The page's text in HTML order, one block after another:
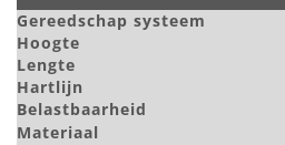
Gereedschap systeem
Hoogte
Lengte
Hartlijn
Belastbaarheid
Materiaal